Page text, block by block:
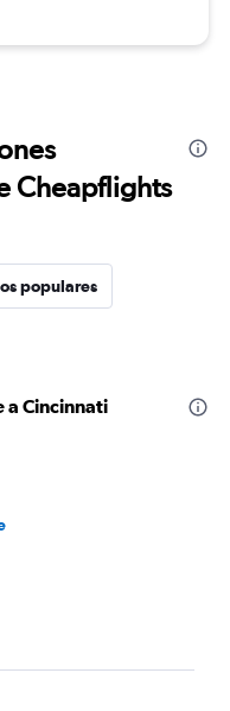
Cheapflights
populares
a Cincinnati